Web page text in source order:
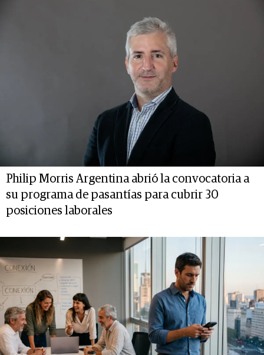
Philip Morris Argentina abrió la convocatoria a
su programa de pasantías para cubrir 30
posiciones laborales